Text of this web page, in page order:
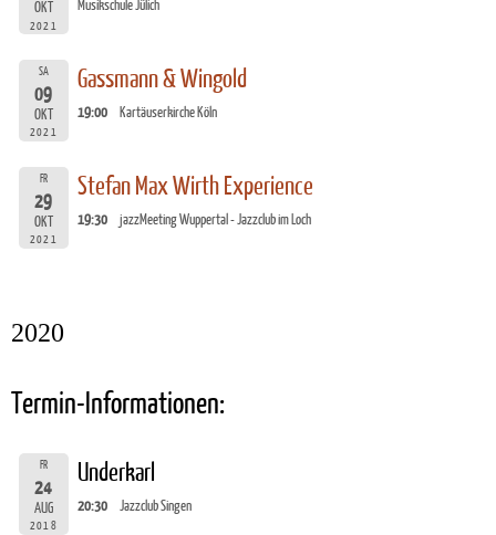
OKT
2021
Musikschule Jülich
SA
09
OKT
2021
Gassmann & Wingold
19:00 Kartäuserkirche Köln
FR
29
OKT
2021
Stefan Max Wirth Experience
19:30 jazzMeeting Wuppertal - Jazzclub im Loch
2020
Termin-Informationen:
FR
24
AUG
2018
Underkarl
20:30 Jazzclub Singen